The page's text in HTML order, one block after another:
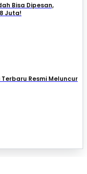
Bisa Dipesan,
Juta!
Resmi Meluncur